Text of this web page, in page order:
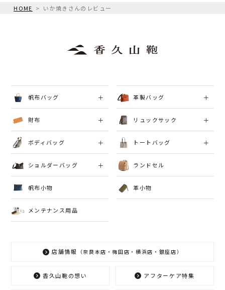
HOME いか焼きさんのレビュー
帆布バッグ 革製バッグ
財布 リュックサック
ボディバッグ トートバッグ
ショルダーバッグ ランドセル
帆布小物
メンテナンス用品
革小物
店舗情報 （奈良本店・梅田店・横浜店・銀座店）
香久山鞄の想い アフターケア特集